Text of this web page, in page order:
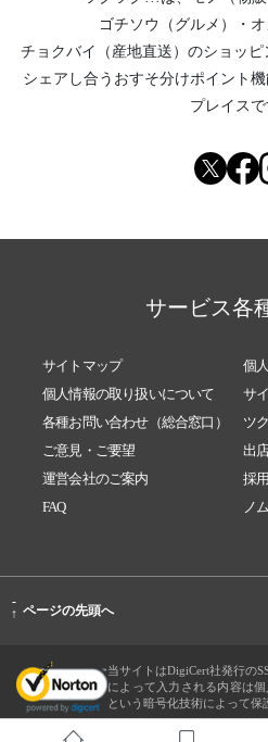
ゴチソウ（グルメ）
・
チョクバイ（産地直送） のショッピ
シェアし合う おすそ分けポイント
プレイスで
サービス各
サイトマップ
個
個人情報の取り扱いについて
サ
各種お問い合わせ（総合窓口）
ツ
ご意見・ご要望
出
運営会社のご案内
採
FAQ
ノ
-
↑ ページの先頭へ
当サイトはDigiCert社発行の
によって入力される内容は
という暗号化技術によって保